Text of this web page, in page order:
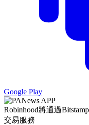
Google Play
Robinhood將通過
交易服務